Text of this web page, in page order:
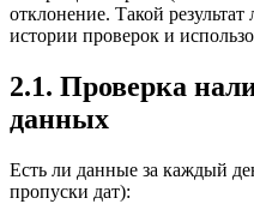
отклонение. Такой
истории проверок и
2.1. Проверка
данных
Есть ли данные за каждый
пропуски дат):